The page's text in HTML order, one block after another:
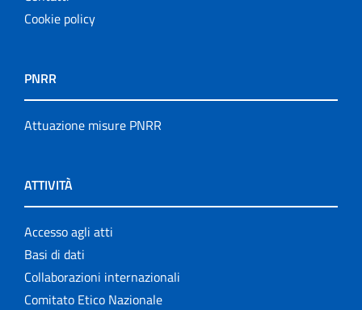
Cookie policy
PNRR
Attuazione misure PNRR
ATTIVITÀ
Accesso agli atti
Basi di dati
Collaborazioni internazionali
Comitato Etico Nazionale